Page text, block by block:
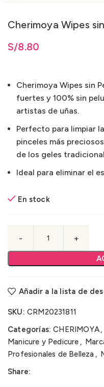
Cherimoya Wipes
S/8.80
Cherimoya Wipes sin
fuertes y 100% sin
artistas de uñas.
Perfecto para limpiar
pinceles más
de los geles
Ideal para eliminar el
En stock
Añadir a la lista de
SKU: CRM20231811
Categorías: CHERIMOYA,
Manicure y Pedicure ,
Profesionales de Belleza ,
Share: